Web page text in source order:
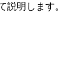
説明します。